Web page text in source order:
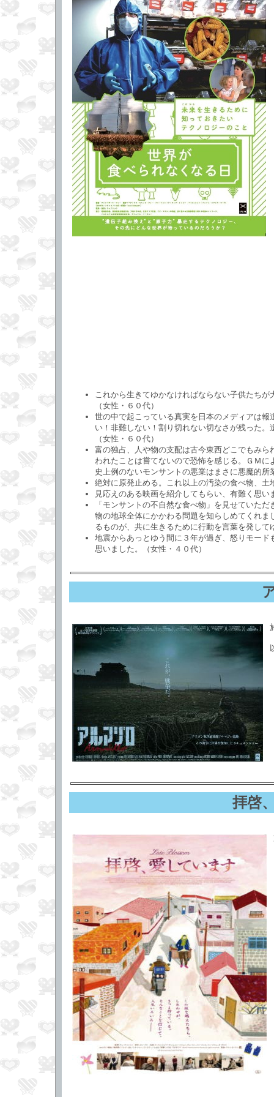
これから生きてゆかなければならない子供たち
（女性・６０代）
世の中で起こっている真実を日本のメディアは
い！非難しない！割り切れない切なさが残った
（女性・６０代）
富の独占、人や物の支配は古今東西どこでもみ
われたことは嘗てないので恐怖を感じる。ＧＭ
史上例のないモンサントの悪業はまさに悪魔的所
絶対に原発止める。これ以上の汚染の食べ物、
見応えのある映画を紹介してもらい、有難く思い
「モンサントの不自然な食べ物」を見せていた
物の地球全体にかかわる問題を知らしめてくれ
るものが、共に生きるために行動を言葉を発し
地震からあっとゆう間に３年が過ぎ、怒りモー
思いました。（女性・４０代）
拝啓